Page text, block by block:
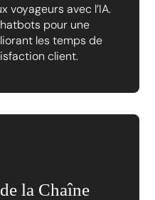
voyageurs avec l’IA.
pour une
les temps de
client.
la Chaîne